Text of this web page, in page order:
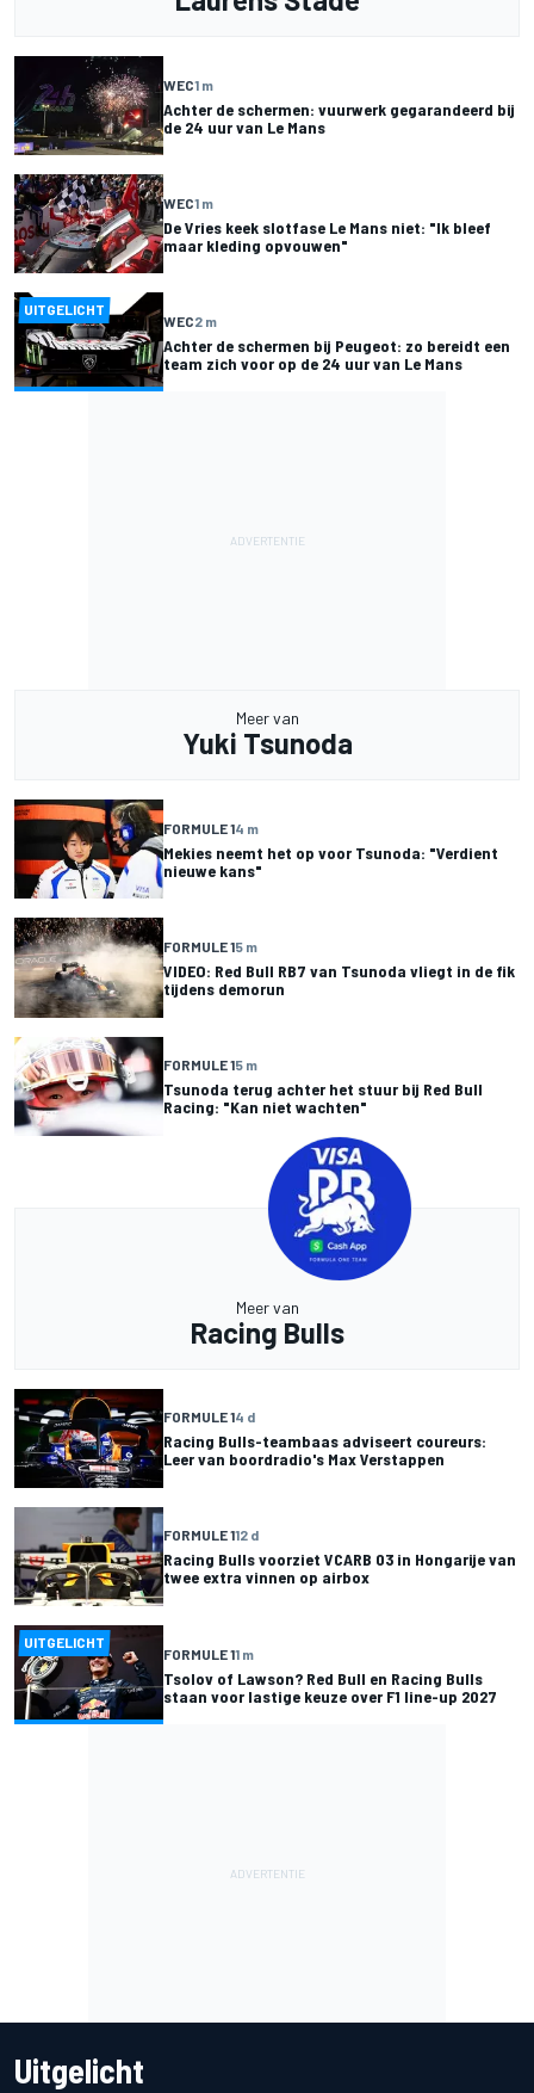
WEC1 m
Achter de schermen: vuurwerk gegarandeerd bij
de 24 uur van Le Mans
WEC1 m
De Vries keek slotfase Le Mans niet: "Ik bleef
maar kleding opvouwen"
UITGELICHT
WEC2 m
Achter de schermen bij Peugeot: zo bereidt een
team zich voor op de 24 uur van Le Mans
Meer van
Yuki Tsunoda
FORMULE 14 m
Mekies neemt het op voor Tsunoda: "Verdient
nieuwe kans"
FORMULE 15 m
VIDEO: Red Bull RB7 van Tsunoda vliegt in de fik
tijdens demorun
FORMULE 15 m
Tsunoda terug achter het stuur bij Red Bull
Racing: "Kan niet wachten"
Meer van
Racing Bulls
FORMULE 14 d
Racing Bulls-teambaas adviseert coureurs:
Leer van boordradio's Max Verstappen
FORMULE 112 d
Racing Bulls voorziet VCARB 03 in Hongarije van
twee extra vinnen op airbox
UITGELICHT
FORMULE 11 m
Tsolov of Lawson? Red Bull en Racing Bulls
staan voor lastige keuze over F1 line-up 2027
Uitgelicht